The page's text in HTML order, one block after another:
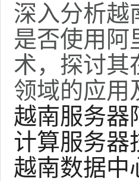
深入分析越
是否使用阿
术，探讨其
领域的应用
越南服务器
计算服务器
越南数据中